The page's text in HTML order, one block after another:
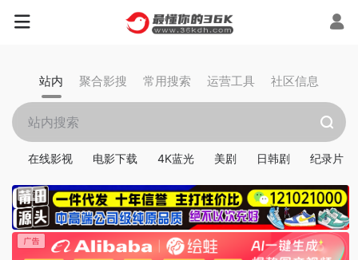
站内 聚合影搜 常用搜索 运营工具 社区信息
在线影视 电影下载 4K蓝光 美剧 日韩剧 纪录片